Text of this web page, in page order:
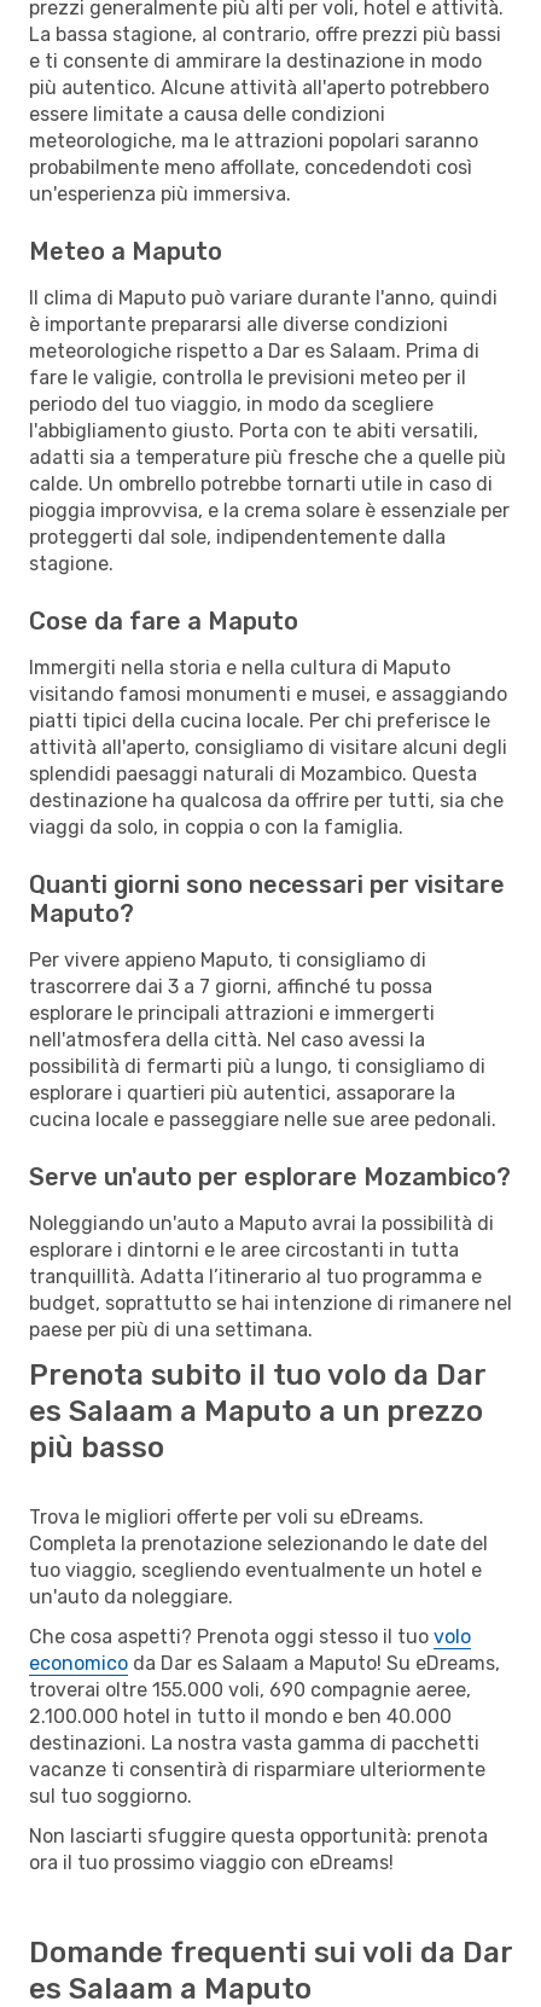
prezzi generalmente più alti per voli, hotel e attività.
La bassa stagione, al contrario, offre prezzi più bassi
e ti consente di ammirare la destinazione in modo
più autentico. Alcune attività all'aperto potrebbero
essere limitate a causa delle condizioni
meteorologiche, ma le attrazioni popolari saranno
probabilmente meno affollate, concedendoti così
un'esperienza più immersiva.
Meteo a Maputo
Il clima di Maputo può variare durante l'anno, quindi
è importante prepararsi alle diverse condizioni
meteorologiche rispetto a Dar es Salaam. Prima di
fare le valigie, controlla le previsioni meteo per il
periodo del tuo viaggio, in modo da scegliere
l'abbigliamento giusto. Porta con te abiti versatili,
adatti sia a temperature più fresche che a quelle più
calde. Un ombrello potrebbe tornarti utile in caso di
pioggia improvvisa, e la crema solare è essenziale per
proteggerti dal sole, indipendentemente dalla
stagione.
Cose da fare a Maputo
Immergiti nella storia e nella cultura di Maputo
visitando famosi monumenti e musei, e assaggiando
piatti tipici della cucina locale. Per chi preferisce le
attività all'aperto, consigliamo di visitare alcuni degli
splendidi paesaggi naturali di Mozambico. Questa
destinazione ha qualcosa da offrire per tutti, sia che
viaggi da solo, in coppia o con la famiglia.
Quanti giorni sono necessari per visitare
Maputo?
Per vivere appieno Maputo, ti consigliamo di
trascorrere dai 3 a 7 giorni, affinché tu possa
esplorare le principali attrazioni e immergerti
nell'atmosfera della città. Nel caso avessi la
possibilità di fermarti più a lungo, ti consigliamo di
esplorare i quartieri più autentici, assaporare la
cucina locale e passeggiare nelle sue aree pedonali.
Serve un'auto per esplorare Mozambico?
Noleggiando un'auto a Maputo avrai la possibilità di
esplorare i dintorni e le aree circostanti in tutta
tranquillità. Adatta l’itinerario al tuo programma e
budget, soprattutto se hai intenzione di rimanere nel
paese per più di una settimana.
Prenota subito il tuo volo da Dar
es Salaam a Maputo a un prezzo
più basso
Trova le migliori offerte per voli su eDreams.
Completa la prenotazione selezionando le date del
tuo viaggio, scegliendo eventualmente un hotel e
un'auto da noleggiare.
Che cosa aspetti? Prenota oggi stesso il tuo volo
economico da Dar es Salaam a Maputo! Su eDreams,
troverai oltre 155.000 voli, 690 compagnie aeree,
2.100.000 hotel in tutto il mondo e ben 40.000
destinazioni. La nostra vasta gamma di pacchetti
vacanze ti consentirà di risparmiare ulteriormente
sul tuo soggiorno.
Non lasciarti sfuggire questa opportunità: prenota
ora il tuo prossimo viaggio con eDreams!
Domande frequenti sui voli da Dar
es Salaam a Maputo